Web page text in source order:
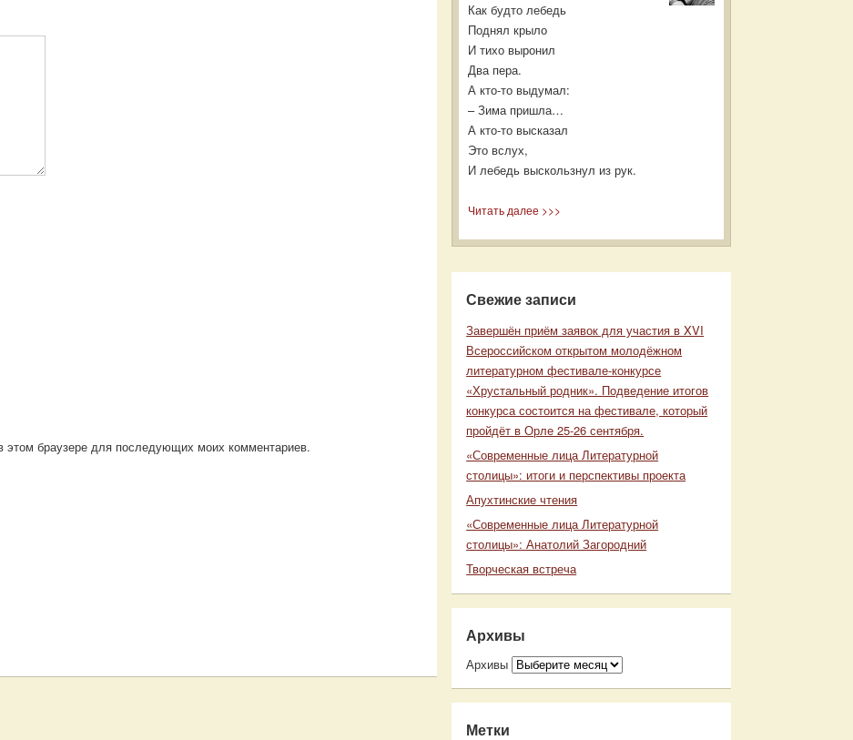
этом браузере для последующих моих комментариев.
Как будто лебедь
Поднял крыло
И тихо выронил
Два пера.
А кто-то выдумал:
– Зима пришла…
А кто-то высказал
Это вслух,
И лебедь выскользнул из рук.
Читать далее >>>
Свежие записи
Завершён приём заявок для участия в XVI
Всероссийском открытом молодёжном
литературном фестивале-конкурсе
«Хрустальный родник». Подведение итогов
конкурса состоится на фестивале, который
пройдёт в Орле 25-26 сентября.
«Современные лица Литературной
столицы»: итоги и перспективы проекта
Апухтинские чтения
«Современные лица Литературной
столицы»: Анатолий Загородний
Творческая встреча
Архивы
Архивы
Метки